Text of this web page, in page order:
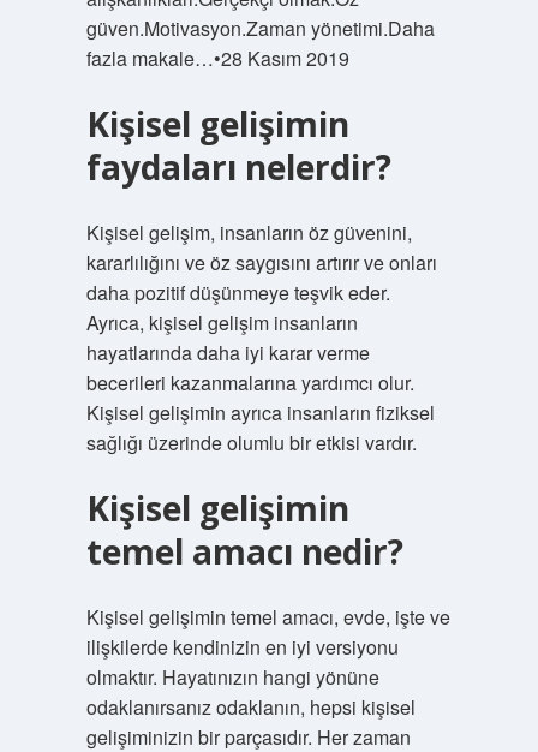
güven.Motivasyon.Zaman yönetimi.Daha
fazla makale…•28 Kasım 2019
Kişisel gelişimin
faydaları nelerdir?
Kişisel gelişim, insanların öz güvenini,
kararlılığını ve öz saygısını artırır ve onları
daha pozitif düşünmeye teşvik eder.
Ayrıca, kişisel gelişim insanların
hayatlarında daha iyi karar verme
becerileri kazanmalarına yardımcı olur.
Kişisel gelişimin ayrıca insanların fiziksel
sağlığı üzerinde olumlu bir etkisi vardır.
Kişisel gelişimin
temel amacı nedir?
Kişisel gelişimin temel amacı, evde, işte ve
ilişkilerde kendinizin en iyi versiyonu
olmaktır. Hayatınızın hangi yönüne
odaklanırsanız odaklanın, hepsi kişisel
gelişiminizin bir parçasıdır. Her zaman